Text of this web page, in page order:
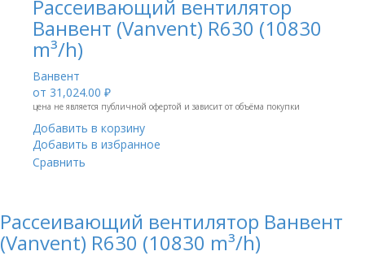
Рассеивающий вентилятор
Ванвент (Vanvent) R630 (10830
m³/h)
Ванвент
от 31,024.00 ₽
цена не является публичной офертой и зависит от объёма покупки
Добавить в корзину
Добавить в избранное
Сравнить
Рассеивающий вентилятор Ванвент
(Vanvent) R630 (10830 m³/h)